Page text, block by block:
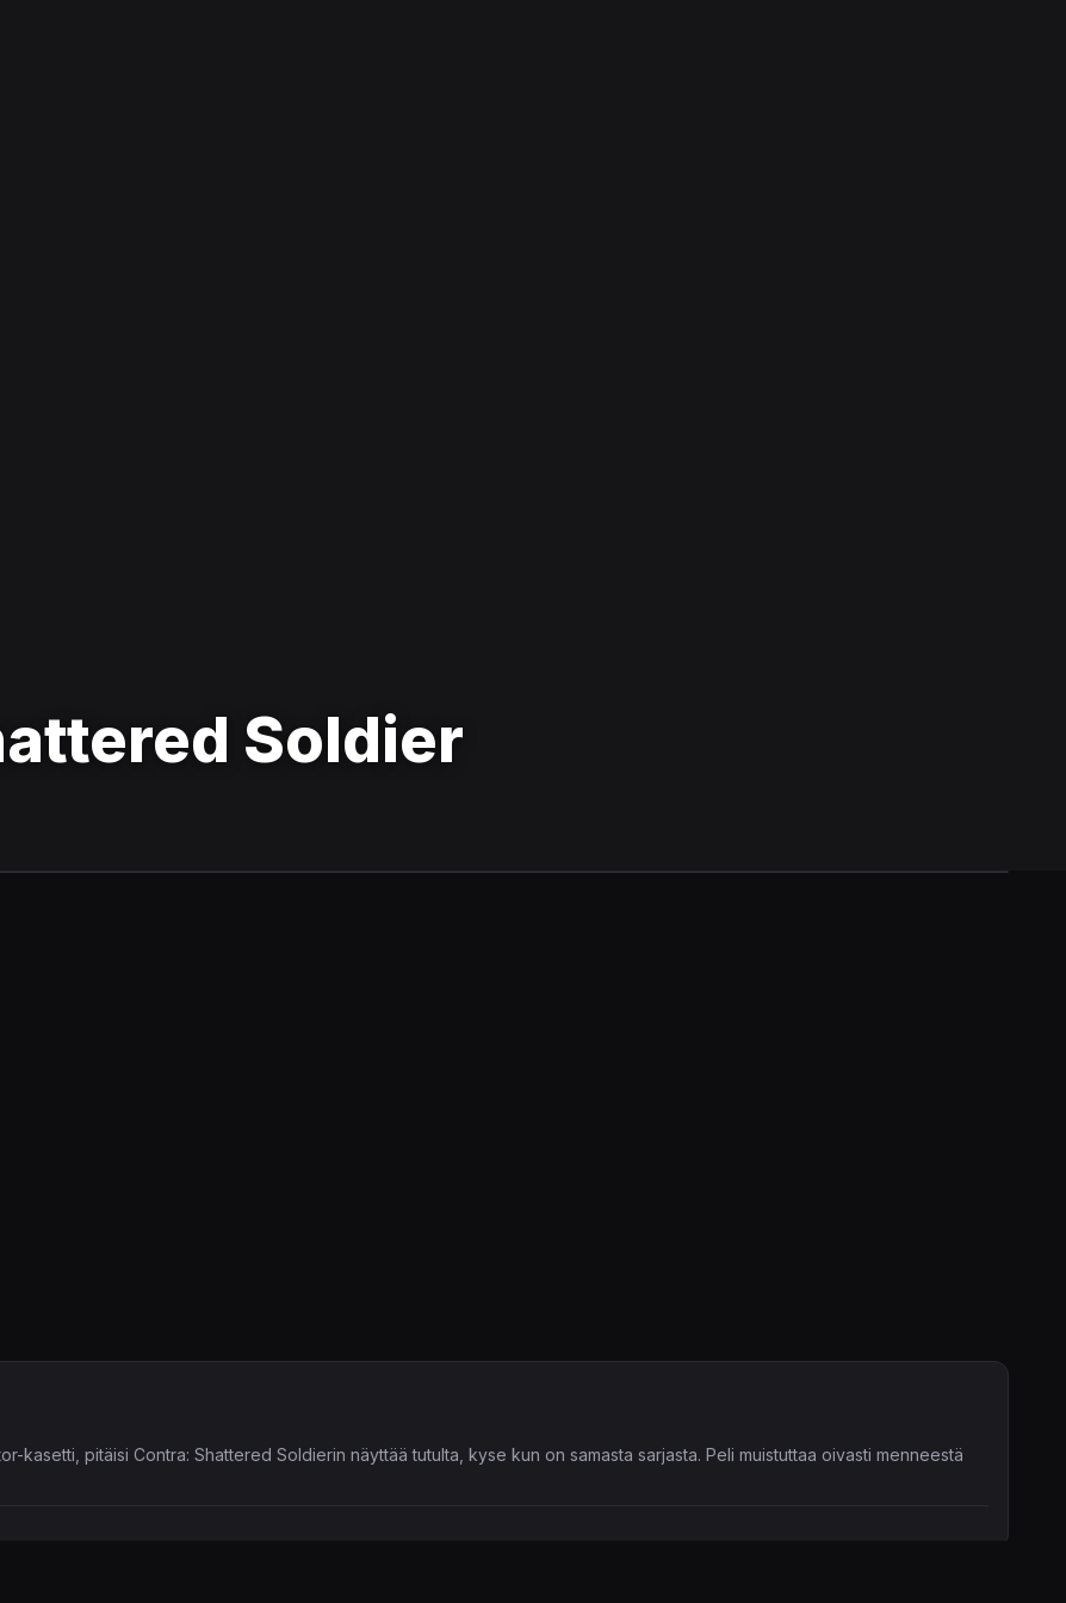
Soldier
kasetti, pitäisi Contra: Shattered Soldierin näyttää tutulta, kyse kun on samasta sarjasta. Peli muistuttaa oivasti menneestä